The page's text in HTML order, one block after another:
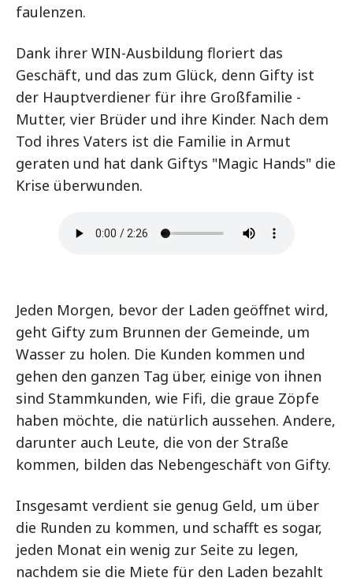
faulenzen.
Dank ihrer WIN-Ausbildung floriert das
Geschäft, und das zum Glück, denn Gifty ist
der Hauptverdiener für ihre Großfamilie -
Mutter, vier Brüder und ihre Kinder. Nach dem
Tod ihres Vaters ist die Familie in Armut
geraten und hat dank Giftys "Magic Hands" die
Krise überwunden.
Jeden Morgen, bevor der Laden geöffnet wird,
geht Gifty zum Brunnen der Gemeinde, um
Wasser zu holen. Die Kunden kommen und
gehen den ganzen Tag über, einige von ihnen
sind Stammkunden, wie Fifi, die graue Zöpfe
haben möchte, die natürlich aussehen. Andere,
darunter auch Leute, die von der Straße
kommen, bilden das Nebengeschäft von Gifty.
Insgesamt verdient sie genug Geld, um über
die Runden zu kommen, und schafft es sogar,
jeden Monat ein wenig zur Seite zu legen,
nachdem sie die Miete für den Laden bezahlt